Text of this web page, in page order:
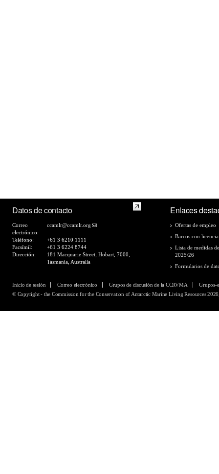
Datos de contacto
Correo
electrónico:
ccamlr@ccamlr.org
Teléfono:
+61 3 6210 1111
Facsímil:
+61 3 6224 8744
Dirección:
181 Macquarie Street, Hobart, 7000,
Tasmania, Australia
Enlaces
Ofertas de empleo
Barcos con
Lista de medidas
2025/26
Formularios de
Inicio de sesión Correo electrónico Grupos de discusión de la CCRVMA
Grupos-
© Copyright - the Commission for the Conservation of Antarctic Marine Living Resources